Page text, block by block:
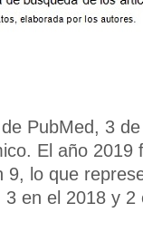
PubMed, 3
El año 2019
lo que
en el 2018 y 2